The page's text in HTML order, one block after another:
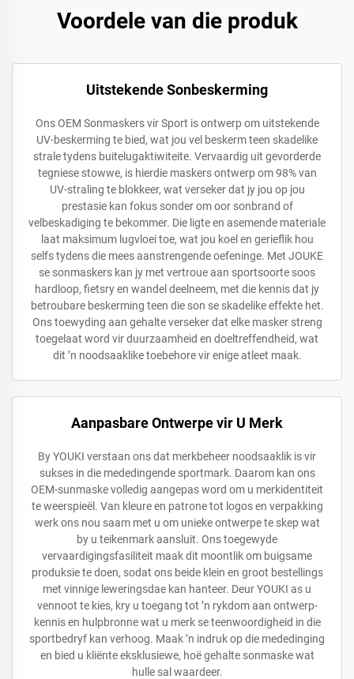
Voordele van die produk
Uitstekende Sonbeskerming
Ons OEM Sonmaskers vir Sport is ontwerp om uitstekende
UV-beskerming te bied, wat jou vel beskerm teen skadelike
strale tydens buitelugaktiwiteite. Vervaardig uit gevorderde
tegniese stowwe, is hierdie maskers ontwerp om 98% van
UV-straling te blokkeer, wat verseker dat jy jou op jou
prestasie kan fokus sonder om oor sonbrand of
velbeskadiging te bekommer. Die ligte en asemende materiale
laat maksimum lugvloei toe, wat jou koel en gerieflik hou
selfs tydens die mees aanstrengende oefeninge. Met JOUKE
se sonmaskers kan jy met vertroue aan sportsoorte soos
hardloop, fietsry en wandel deelneem, met die kennis dat jy
betroubare beskerming teen die son se skadelike effekte het.
Ons toewyding aan gehalte verseker dat elke masker streng
toegelaat word vir duurzaamheid en doeltreffendheid, wat
dit ’n noodsaaklike toebehore vir enige atleet maak.
Aanpasbare Ontwerpe vir U Merk
By YOUKI verstaan ons dat merkbeheer noodsaaklik is vir
sukses in die mededingende sportmark. Daarom kan ons
OEM-sunmaske volledig aangepas word om u merkidentiteit
te weerspieël. Van kleure en patrone tot logos en verpakking
werk ons nou saam met u om unieke ontwerpe te skep wat
by u teikenmark aansluit. Ons toegewyde
vervaardigingsfasiliteit maak dit moontlik om buigsame
produksie te doen, sodat ons beide klein en groot bestellings
met vinnige leweringsdae kan hanteer. Deur YOUKI as u
vennoot te kies, kry u toegang tot ’n rykdom aan ontwerp-
kennis en hulpbronne wat u merk se teenwoordigheid in die
sportbedryf kan verhoog. Maak ’n indruk op die mededinging
en bied u kliënte eksklusiewe, hoë gehalte sonmaske wat
hulle sal waardeer.